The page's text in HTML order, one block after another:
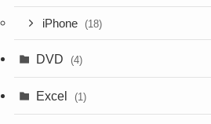
iPhone (18)
DVD (4)
Excel (1)